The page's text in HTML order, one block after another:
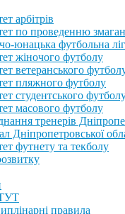
арбітрів
по проведенню
юнацька футбольна
жіночого футболу
ветеранського
пляжного футболу
студентського
масового футболу
тренерів
Дніпропетровської
футнету та текболу
правила